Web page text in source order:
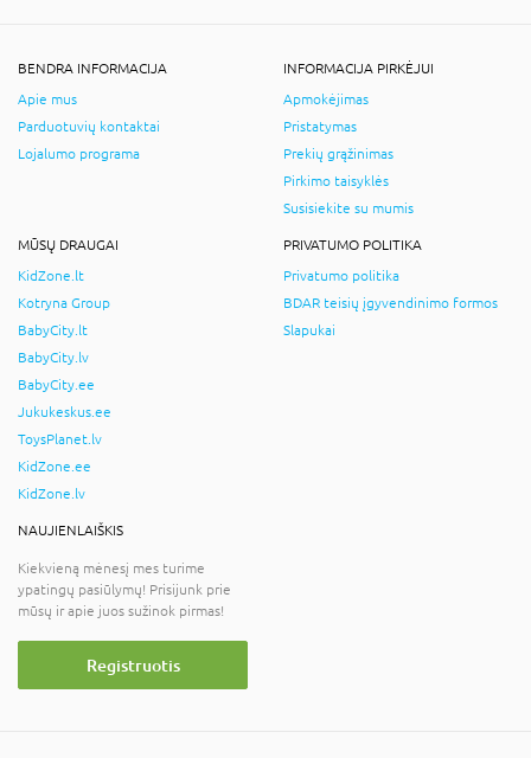
BENDRA INFORMACIJA
Apie mus
Parduotuvių kontaktai
Lojalumo programa
INFORMACIJA PIRKĖJUI
Apmokėjimas
Pristatymas
Prekių grąžinimas
Pirkimo taisyklės
Susisiekite su mumis
MŪSŲ DRAUGAI
KidZone.lt
Kotryna Group
BabyCity.lt
BabyCity.lv
BabyCity.ee
Jukukeskus.ee
ToysPlanet.lv
KidZone.ee
KidZone.lv
PRIVATUMO POLITIKA
Privatumo politika
BDAR teisių įgyvendinimo formos
Slapukai
NAUJIENLAIŠKIS
Kiekvieną mėnesį mes turime
ypatingų pasiūlymų! Prisijunk prie
mūsų ir apie juos sužinok pirmas!
Registruotis